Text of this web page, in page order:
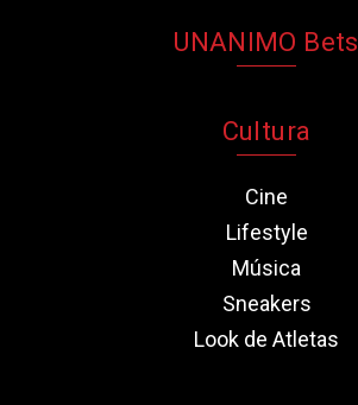
UNANIMO Bets
Cultura
Cine
Lifestyle
Música
Sneakers
Look de Atletas